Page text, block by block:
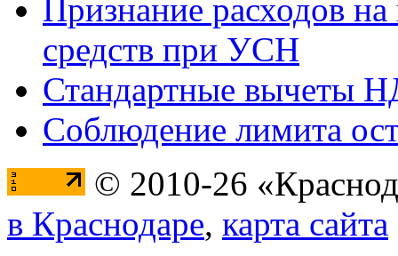
Признание расходов
средств при УСН
Стандартные вычеты
Соблюдение лимита
© 2010-26
в Краснодаре, карта сайта